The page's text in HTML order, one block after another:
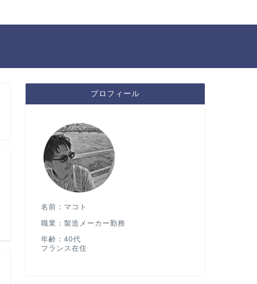
プロフィール
名前：マコト
職業：製造メーカー勤務
年齢：40代
フランス在住